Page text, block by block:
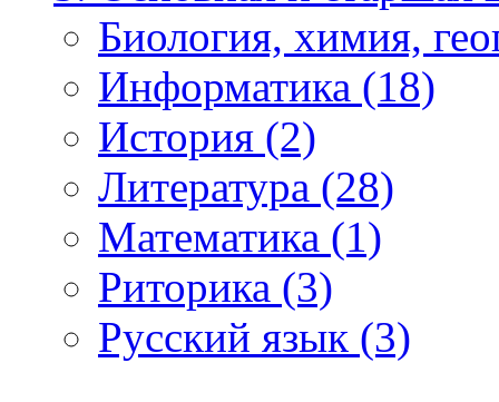
Биология, химия,
Информатика (18)
История (2)
Литература (28)
Математика (1)
Риторика (3)
Русский язык (3)